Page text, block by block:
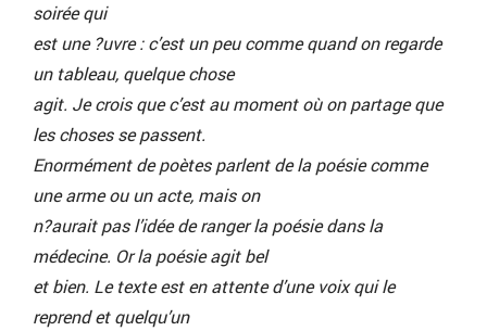
soirée qui
est une ?uvre : c’est un peu comme quand on regarde
un tableau, quelque chose
agit. Je crois que c’est au moment où on partage que
les choses se passent.
Enormément de poètes parlent de la poésie comme
une arme ou un acte, mais on
n?aurait pas l’idée de ranger la poésie dans la
médecine. Or la poésie agit bel
et bien. Le texte est en attente d’une voix qui le
reprend et quelqu’un